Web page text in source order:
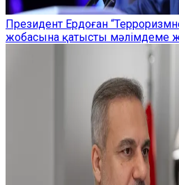
Президент Ердоған
жобасына қатысты мәлімдеме